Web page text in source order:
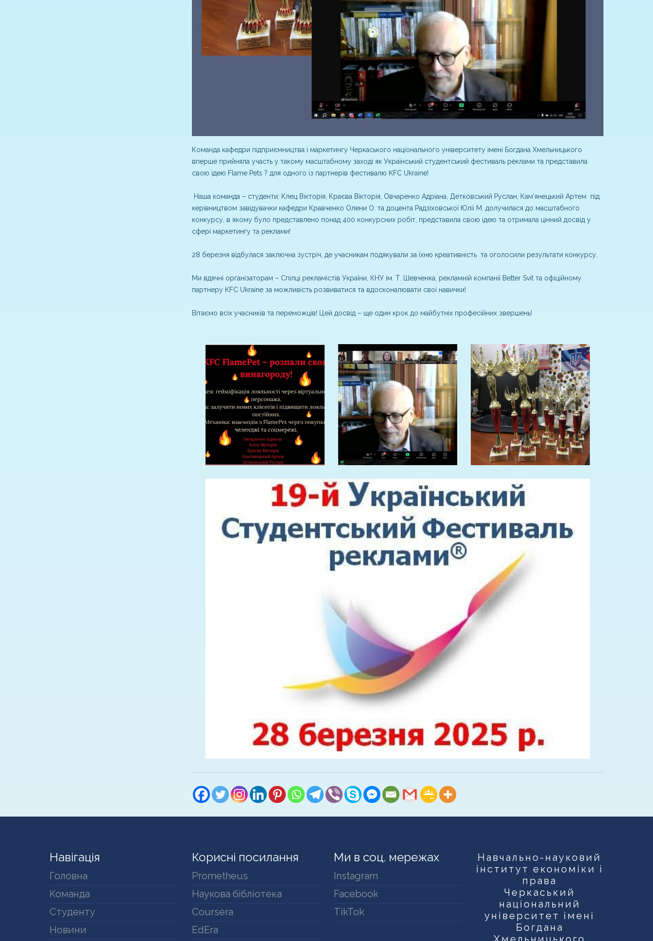
Команда кафедри підприємництва і маркетингу Черкаського національного університету імені Богдана Хмельницького
вперше прийняла участь у такому масштабному заході як Український студентський фестиваль реклами та представила
свою ідею Flame Pets ? для одного із партнерів фестивалю KFC Ukraine!
Наша команда – студенти: Клец Вікторія, Краєва Вікторія, Овчаренко Адріана, Детковський Руслан, Кам’янецький Артем під
керівництвом завідувачки кафедри Кравченко Олени О. та доцента Радзіховської Юлії М. долучилася до масштабного
конкурсу, в якому було представлено понад 400 конкурсних робіт, представила свою ідею та отримала цінний досвід у
сфері маркетингу та реклами!
28 березня відбулася заключна зустріч, де учасникам подякували за їхню креативність та оголосили результати конкурсу.
Ми вдячні організаторам – Спілці рекламістів України, КНУ ім. Т. Шевченка, рекламній компанії Better Svit та офіційному
партнеру KFC Ukraine за можливість розвиватися та вдосконалювати свої навички!
Вітаємо всіх учасників та переможців! Цей досвід – ще один крок до майбутніх професійних звершень!
Навігація
Головна
Команда
Студенту
Новини
Корисні посилання
Prometheus
Наукова бібліотека
Coursera
EdEra
Ми в соц. мережах
Instagram
Facebook
TikTok
Навчально-науковий
інститут економіки і
права
Черкаський
національний
університет імені
Богдана